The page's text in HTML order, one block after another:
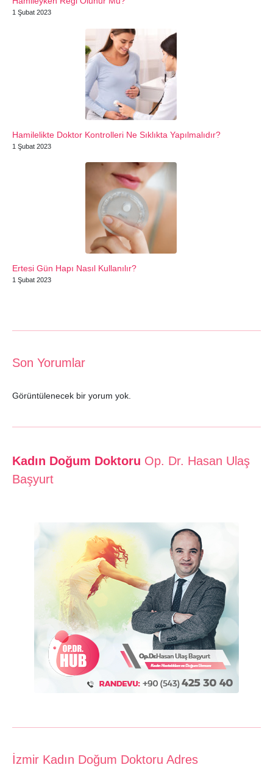
1 Şubat 2023
Hamilelikte Doktor Kontrolleri Ne Sıklıkta Yapılmalıdır?
1 Şubat 2023
Ertesi Gün Hapı Nasıl Kullanılır?
1 Şubat 2023
Son Yorumlar
Görüntülenecek bir yorum yok.
Kadın Doğum Doktoru Op. Dr. Hasan Ulaş
Başyurt
İzmir Kadın Doğum Doktoru Adres